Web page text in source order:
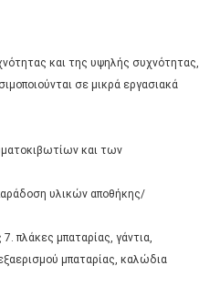
και της υψηλής συχνότητας,
σε μικρά εργασιακά
και των
υλικών αποθήκης/
πλάκες μπαταρίας, γάντια,
μπαταρίας, καλώδια